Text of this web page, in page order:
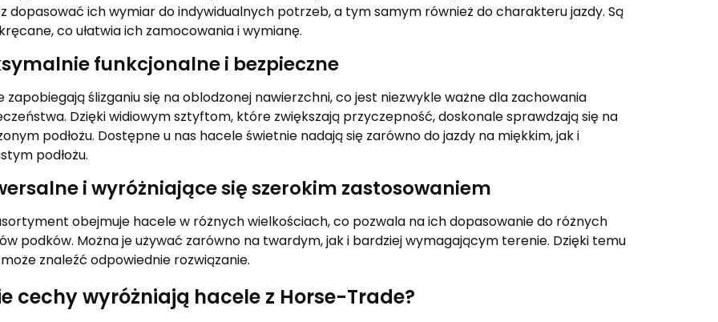
dopasować ich wymiar do indywidualnych potrzeb, a tym samym również do charakteru jazdy. Są
co ułatwia ich zamocowania i wymianę.
funkcjonalne i bezpieczne
zapobiegają ślizganiu się na oblodzonej nawierzchni, co jest niezwykle ważne dla zachowania
Dzięki widiowym sztyftom, które zwiększają przyczepność, doskonale sprawdzają się na
podłożu. Dostępne u nas hacele świetnie nadają się zarówno do jazdy na miękkim, jak i
podłożu.
i wyróżniające się szerokim zastosowaniem
obejmuje hacele w różnych wielkościach, co pozwala na ich dopasowanie do różnych
podków. Można je używać zarówno na twardym, jak i bardziej wymagającym terenie. Dzięki temu
znaleźć odpowiednie rozwiązanie.
cechy wyróżniają hacele z Horse-Trade?